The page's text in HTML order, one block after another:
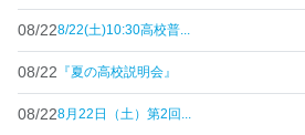
08/228/22(土)10:30高校普...
08/22 『夏の高校説明会』
08/228月22日（土）第2回...